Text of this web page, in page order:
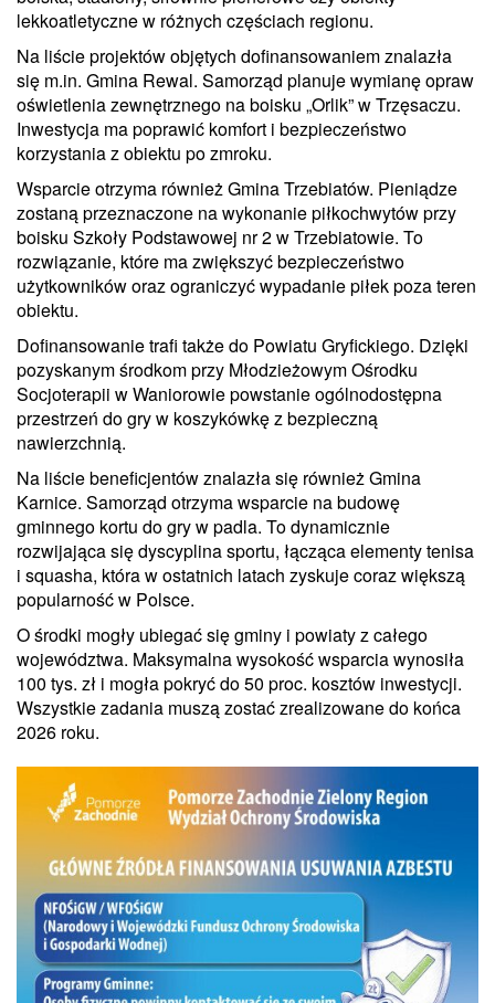
lekkoatletyczne w różnych częściach regionu.
Na liście projektów objętych dofinansowaniem znalazła
się m.in. Gmina Rewal. Samorząd planuje wymianę opraw
oświetlenia zewnętrznego na boisku „Orlik” w Trzęsaczu.
Inwestycja ma poprawić komfort i bezpieczeństwo
korzystania z obiektu po zmroku.
Wsparcie otrzyma również Gmina Trzebiatów. Pieniądze
zostaną przeznaczone na wykonanie piłkochwytów przy
boisku Szkoły Podstawowej nr 2 w Trzebiatowie. To
rozwiązanie, które ma zwiększyć bezpieczeństwo
użytkowników oraz ograniczyć wypadanie piłek poza teren
obiektu.
Dofinansowanie trafi także do Powiatu Gryfickiego. Dzięki
pozyskanym środkom przy Młodzieżowym Ośrodku
Socjoterapii w Waniorowie powstanie ogólnodostępna
przestrzeń do gry w koszykówkę z bezpieczną
nawierzchnią.
Na liście beneficjentów znalazła się również Gmina
Karnice. Samorząd otrzyma wsparcie na budowę
gminnego kortu do gry w padla. To dynamicznie
rozwijająca się dyscyplina sportu, łącząca elementy tenisa
i squasha, która w ostatnich latach zyskuje coraz większą
popularność w Polsce.
O środki mogły ubiegać się gminy i powiaty z całego
województwa. Maksymalna wysokość wsparcia wynosiła
100 tys. zł i mogła pokryć do 50 proc. kosztów inwestycji.
Wszystkie zadania muszą zostać zrealizowane do końca
2026 roku.